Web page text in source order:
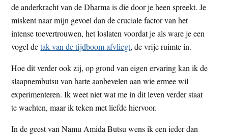
de anderkracht van de Dharma is die door je heen spreekt. Je
miskent naar mijn gevoel dan de cruciale factor van het
intense toevertrouwen, het loslaten voordat je als ware je een
vogel detak van de tijdboom afvliegt, de vrije ruimte in.
Hoe dit verder ook zij, op grond van eigen ervaring kan ik de
slaapnembutsu van harte aanbevelen aan wie ermee wil
experimenteren. Ik weet niet wat me in dit leven verder staat
te wachten, maar ik teken met liefde hiervoor.
In de geest van Namu Amida Butsu wens ik een ieder dan